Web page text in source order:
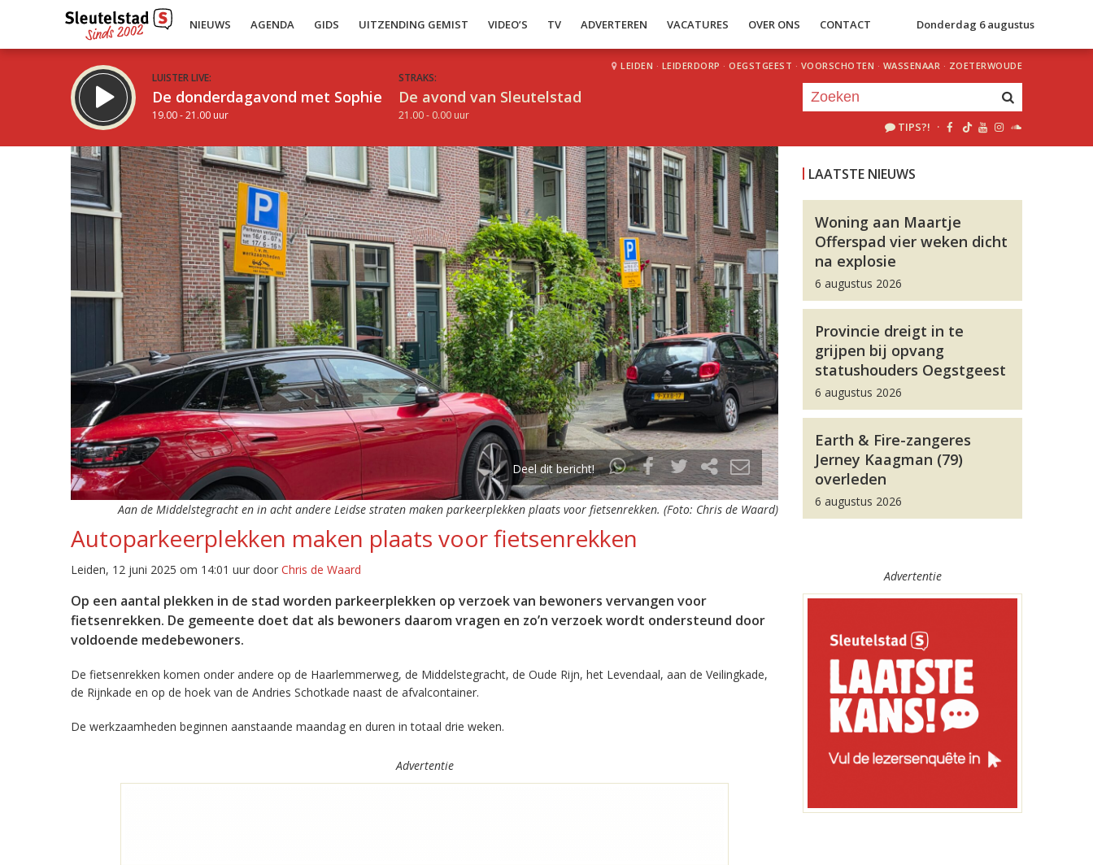
NIEUWS AGENDA GIDS UITZENDING GEMIST VIDEO’S TV ADVERTEREN VACATURES OVER ONS CONTACT Donderdag 6 augustus
LUISTER LIVE:
De donderdagavond met Sophie
19.00 - 21.00 uur
STRAKS:
De avond van Sleutelstad
21.00 - 0.00 uur
LEIDEN · LEIDERDORP · OEGSTGEEST · VOORSCHOTEN · WASSENAAR · ZOETERWOUDE
TIPS?! ·
Inklappen
Deel dit bericht!
Aan de Middelstegracht en in acht andere Leidse straten maken parkeerplekken plaats voor fietsenrekken. (Foto: Chris de Waard)
Autoparkeerplekken maken plaats voor fietsenrekken
Leiden, 12 juni 2025 om 14:01 uur door Chris de Waard
Op een aantal plekken in de stad worden parkeerplekken op verzoek van bewoners vervangen voor
fietsenrekken. De gemeente doet dat als bewoners daarom vragen en zo’n verzoek wordt ondersteund door
voldoende medebewoners.
De fietsenrekken komen onder andere op de Haarlemmerweg, de Middelstegracht, de Oude Rijn, het Levendaal, aan de Veilingkade,
de Rijnkade en op de hoek van de Andries Schotkade naast de afvalcontainer.
De werkzaamheden beginnen aanstaande maandag en duren in totaal drie weken.
Advertentie
LAATSTE NIEUWS
Woning aan Maartje
Offerspad vier weken dicht
na explosie
6 augustus 2026
Provincie dreigt in te
grijpen bij opvang
statushouders Oegstgeest
6 augustus 2026
Earth & Fire-zangeres
Jerney Kaagman (79)
overleden
6 augustus 2026
Advertentie